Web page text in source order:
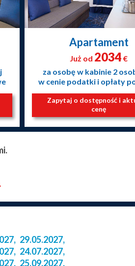
Apartament
Już od 2034 €
za osobę w kabinie 2
w cenie podatki i opłaty
Zapytaj o dostępność i
cenę
, 29.05.2027,
, 24.07.2027,
, 25.09.2027,